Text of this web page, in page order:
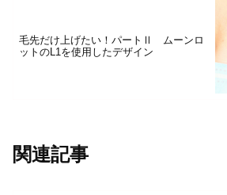
毛先だけ上げたい！パートⅡ ムーンロ
ットのL1を使用したデザイン
関連記事